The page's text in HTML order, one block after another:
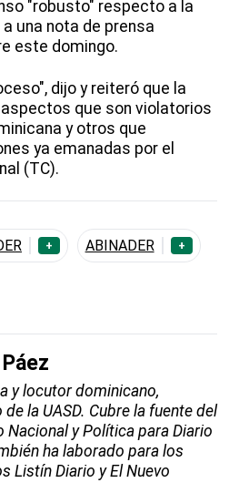
"robusto" respecto a la
una nota de prensa
este domingo.
dijo y reiteró que la
que son violatorios
y otros que
ya emanadas por el
(TC).
+ ABINADER +
y locutor dominicano,
la UASD. Cubre la fuente del
Nacional y Política para Diario
ha laborado para los
Listín Diario y El Nuevo